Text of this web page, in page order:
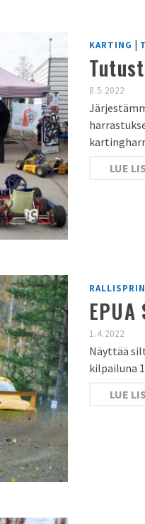
KARTING |
8.5.2022
LUE
1.4.2022
Näyttää
kilpailuna
LUE